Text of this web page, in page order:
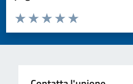
Valuta da 1 a 5 stelle la pagina
Valuta 5 stelle su 5
Valuta 4 stelle su 5
Valuta 3 stelle su 5
Valuta 2 stelle su 5
Valuta 1 stelle su 5